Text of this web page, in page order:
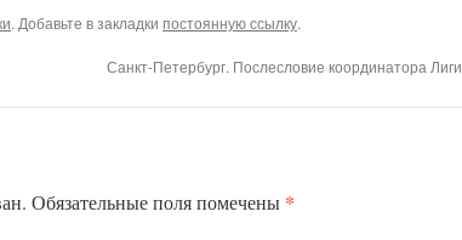
. Добавьте в закладки постоянную ссылку.
Санкт-Петербург. Послесловие координатора Лиги
Обязательные поля помечены *